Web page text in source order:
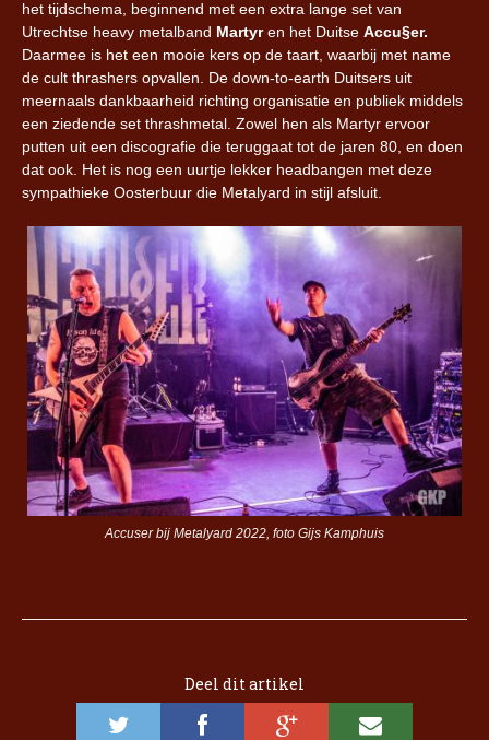
het tijdschema, beginnend met een extra lange set van
Utrechtse heavy metalband Martyren het Duitse Accu§er.
Daarmee is het een mooie kers op de taart, waarbij met name
de cult thrashers opvallen. De down-to-earth Duitsers uit
meernaals dankbaarheid richting organisatie en publiek middels
een ziedende set thrashmetal. Zowel hen als Martyr ervoor
putten uit een discografie die teruggaat tot de jaren 80, en doen
dat ook. Het is nog een uurtje lekker headbangen met deze
sympathieke Oosterbuur die Metalyard in stijl afsluit.
Accuser bij Metalyard 2022, foto Gijs Kamphuis
Deel dit artikel